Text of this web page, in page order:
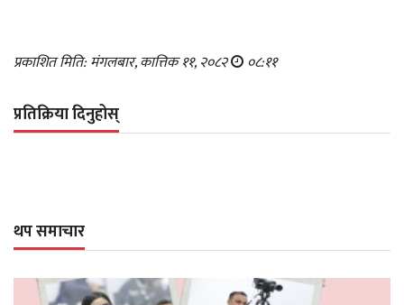
प्रकाशित मिति: मंगलबार, कात्तिक ११, २०८२ ०८:११
प्रतिक्रिया दिनुहोस्
थप समाचार